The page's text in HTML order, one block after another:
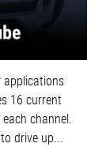
applications
16 current
channel.
drive up...